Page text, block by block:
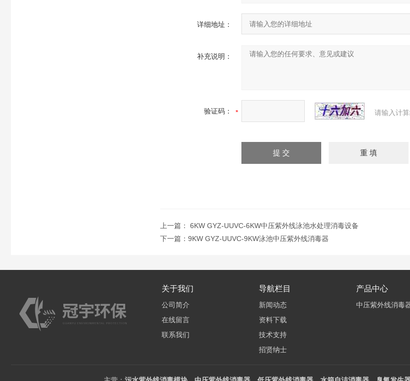
详细地址：
补充说明：
验证码： 请输入计
上一篇： 6KW GYZ-UUVC-6KW中压紫外线泳池水处理消毒设备
下一篇： 9KW GYZ-UUVC-9KW泳池中压紫外线消毒器
关于我们
公司简介
在线留言
联系我们
导航栏目
新闻动态
资料下载
技术支持
招贤纳士
产品中心
中压紫外线消毒